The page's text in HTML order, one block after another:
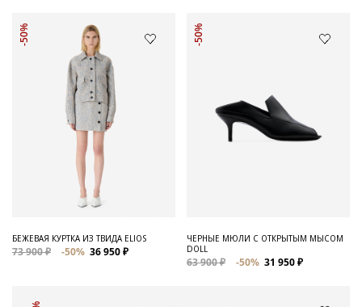
-50%
БЕЖЕВАЯ КУРТКА ИЗ ТВИДА ELIOS
73 900 ₽ -50% 36 950 ₽
-50%
ЧЕРНЫЕ МЮЛИ С ОТКРЫТЫМ МЫСОМ
DOLL
63 900 ₽ -50% 31 950 ₽